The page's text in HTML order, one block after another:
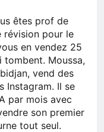
êtes prof de
révision pour le
en vendez 25
tombent. Moussa,
vend des
Instagram. Il se
par mois avec
son premier
tout seul.